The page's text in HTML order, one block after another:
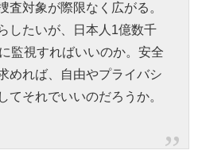
査対象が際限なく広がる。
したいが、日本人1億数千
監視すればいいのか。安全
めれば、自由やプライバシ
てそれでいいのだろうか。